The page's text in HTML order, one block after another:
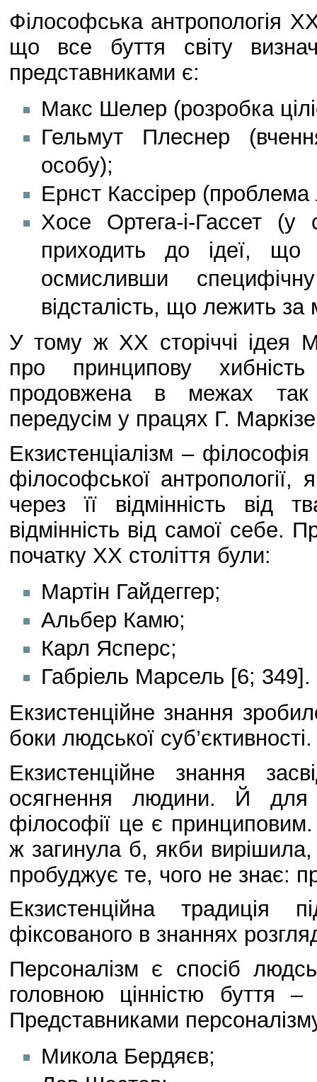
Філософська антропологія
що все буття світу
представниками є:
Макс Шелер (розробка
Гельмут Плеснер
особу);
Ернст Кассірер
Хосе Ортега-і-Гассет
приходить до ідеї,
осмисливши
відсталість, що лежить
У тому ж ХХ сторіччі ідея
про принципову
продовжена в межах так
передусім у працях Г.
Екзистенціалізм –
філософської
через її відмінність від
відмінність від самої себе.
початку ХХ століття були:
Мартін Гайдеггер;
Альбер Камю;
Карл Ясперс;
Габріель Марсель [6; 349].
Екзистенційне знання
боки людської суб’єктивності.
Екзистенційне знання
осягнення людини. Й для
філософії це є
ж загинула б, якби
пробуджує те, чого не знає:
Екзистенційна традиція
фіксованого в знаннях
Персоналізм є спосіб
головною цінністю буття –
Представниками
Микола Бердяєв;